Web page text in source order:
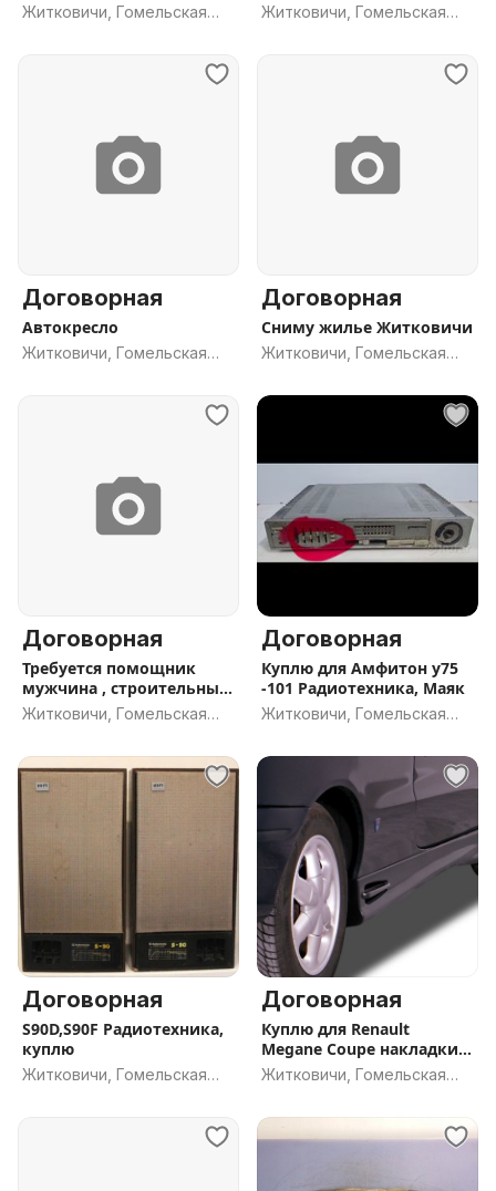
Житковичи, Гомельская
Житковичи, Гомельская
Договорная
Автокресло
Житковичи, Гомельская
Договорная
Сниму жилье Житковичи
Житковичи, Гомельская
Договорная
Требуется помощник
мужчина , строительные
работы
Житковичи, Гомельская
Договорная
Куплю для Амфитон у75
-101 Радиотехника, Маяк
Житковичи, Гомельская
Договорная
S90D,S90F Радиотехника,
куплю
Житковичи, Гомельская
Договорная
Куплю для Renault
Megane Coupe накладки
порогов
Житковичи, Гомельская